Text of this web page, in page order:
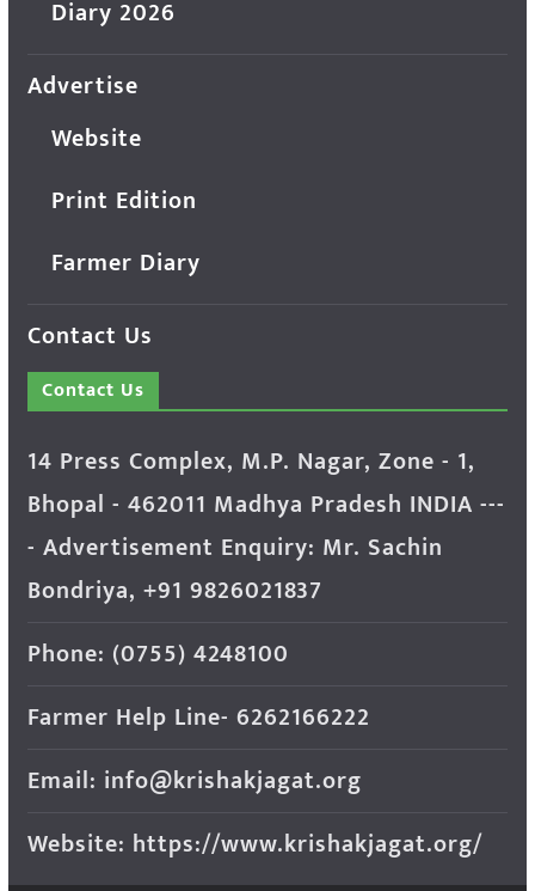
Diary 2026
Advertise
Website
Print Edition
Farmer Diary
Contact Us
Contact Us
14 Press Complex, M.P. Nagar, Zone - 1,
Bhopal - 462011 Madhya Pradesh INDIA ---
- Advertisement Enquiry: Mr. Sachin
Bondriya, +91 9826021837
Phone: (0755) 4248100
Farmer Help Line- 6262166222
Email: info@krishakjagat.org
Website: https://www.krishakjagat.org/